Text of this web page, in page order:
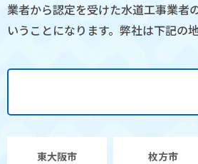
業者から認定を受けた水道工事業者
いうことになります。弊社は下記の
東大阪市 枚方市